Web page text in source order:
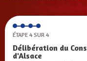
ÉTAPE 4 SUR 4
Délibération du
d'Alsace